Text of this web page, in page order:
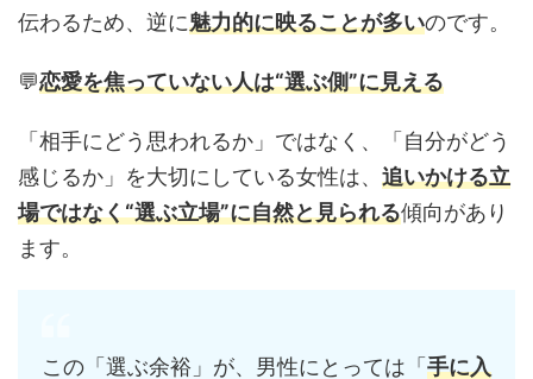
伝わるため、逆に魅力的に映ることが多いのです。
💬恋愛を焦っていない人は“選ぶ側”に見える
「相手にどう思われるか」ではなく、「自分がどう
感じるか」を大切にしている女性は、 追いかける立
場ではなく“選ぶ立場”に自然と見られる傾向があり
ます。
この「選ぶ余裕」が、男性にとっては「手に入